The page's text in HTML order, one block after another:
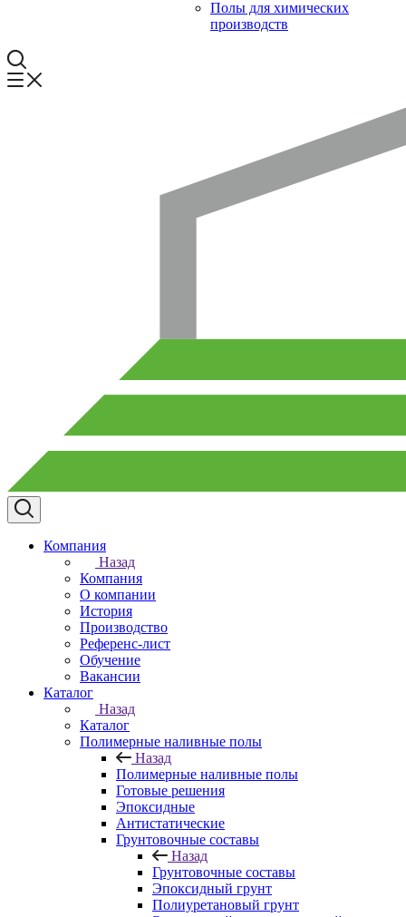
Полы для химических
производств
Компания
Назад
Компания
О компании
История
Производство
Референс-лист
Обучение
Вакансии
Каталог
Назад
Каталог
Полимерные наливные полы
Назад
Полимерные наливные полы
Готовые решения
Эпоксидные
Антистатические
Грунтовочные составы
Назад
Грунтовочные составы
Эпоксидный грунт
Полиуретановый грунт